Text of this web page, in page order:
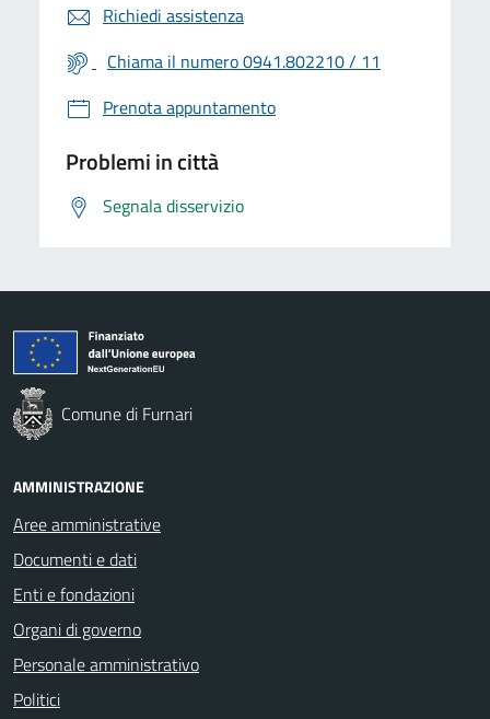
Richiedi assistenza
Chiama il numero 0941.802210 / 11
Prenota appuntamento
Problemi in città
Segnala disservizio
Comune di Furnari
AMMINISTRAZIONE
Aree amministrative
Documenti e dati
Enti e fondazioni
Organi di governo
Personale amministrativo
Politici